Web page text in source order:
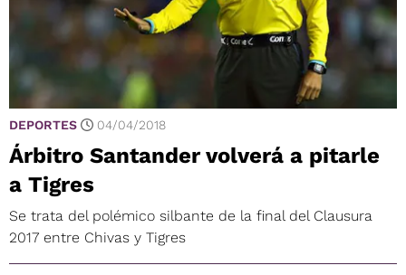
DEPORTES 04/04/2018
Árbitro Santander volverá a pitarle
a Tigres
Se trata del polémico silbante de la final del Clausura
2017 entre Chivas y Tigres